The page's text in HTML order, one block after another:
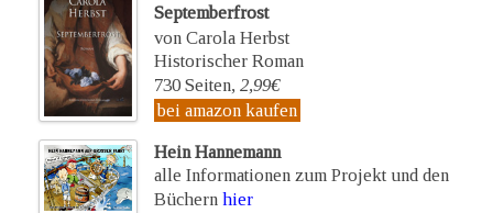
Septemberfrost
von Carola Herbst
Historischer Roman
730 Seiten, 2,99€
bei amazon kaufen
Hein Hannemann
alle Informationen zum Projekt und den
Büchern hier